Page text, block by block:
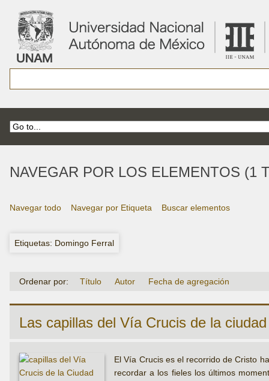
NAVEGAR POR LOS ELEMENTOS (1
Navegar todo Navegar por Etiqueta Buscar elementos
Etiquetas: Domingo Ferral
Ordenar por: Título Autor Fecha de agregación
Las capillas del Vía Crucis de la
El Vía Crucis es el recorrido de Cristo
recordar a los fieles los últimos